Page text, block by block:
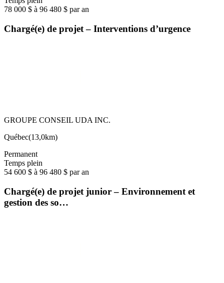
78 000 $ à 96 480 $ par an
Chargé(e) de projet – Interventions d’urgence
GROUPE CONSEIL UDA INC.
Québec(13,0km)
Permanent
Temps plein
54 600 $ à 96 480 $ par an
Chargé(e) de projet junior – Environnement et
gestion des so…